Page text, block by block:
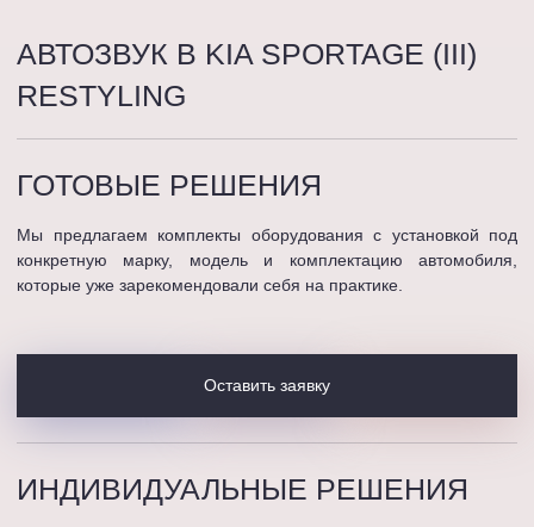
АВТОЗВУК В KIA SPORTAGE (III)
RESTYLING
ГОТОВЫЕ РЕШЕНИЯ
Мы предлагаем комплекты оборудования с установкой под
конкретную марку, модель и комплектацию автомобиля,
которые уже зарекомендовали себя на практике.
Оставить заявку
ИНДИВИДУАЛЬНЫЕ РЕШЕНИЯ